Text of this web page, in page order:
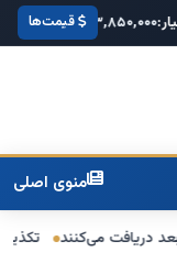
+۱.۲% سکه امامی:
قیمت‌ها
منوی اصلی
تکذیب اعمال ضریب ۲.۷ برای اینترنت بین‌الملل از سوی سازمان